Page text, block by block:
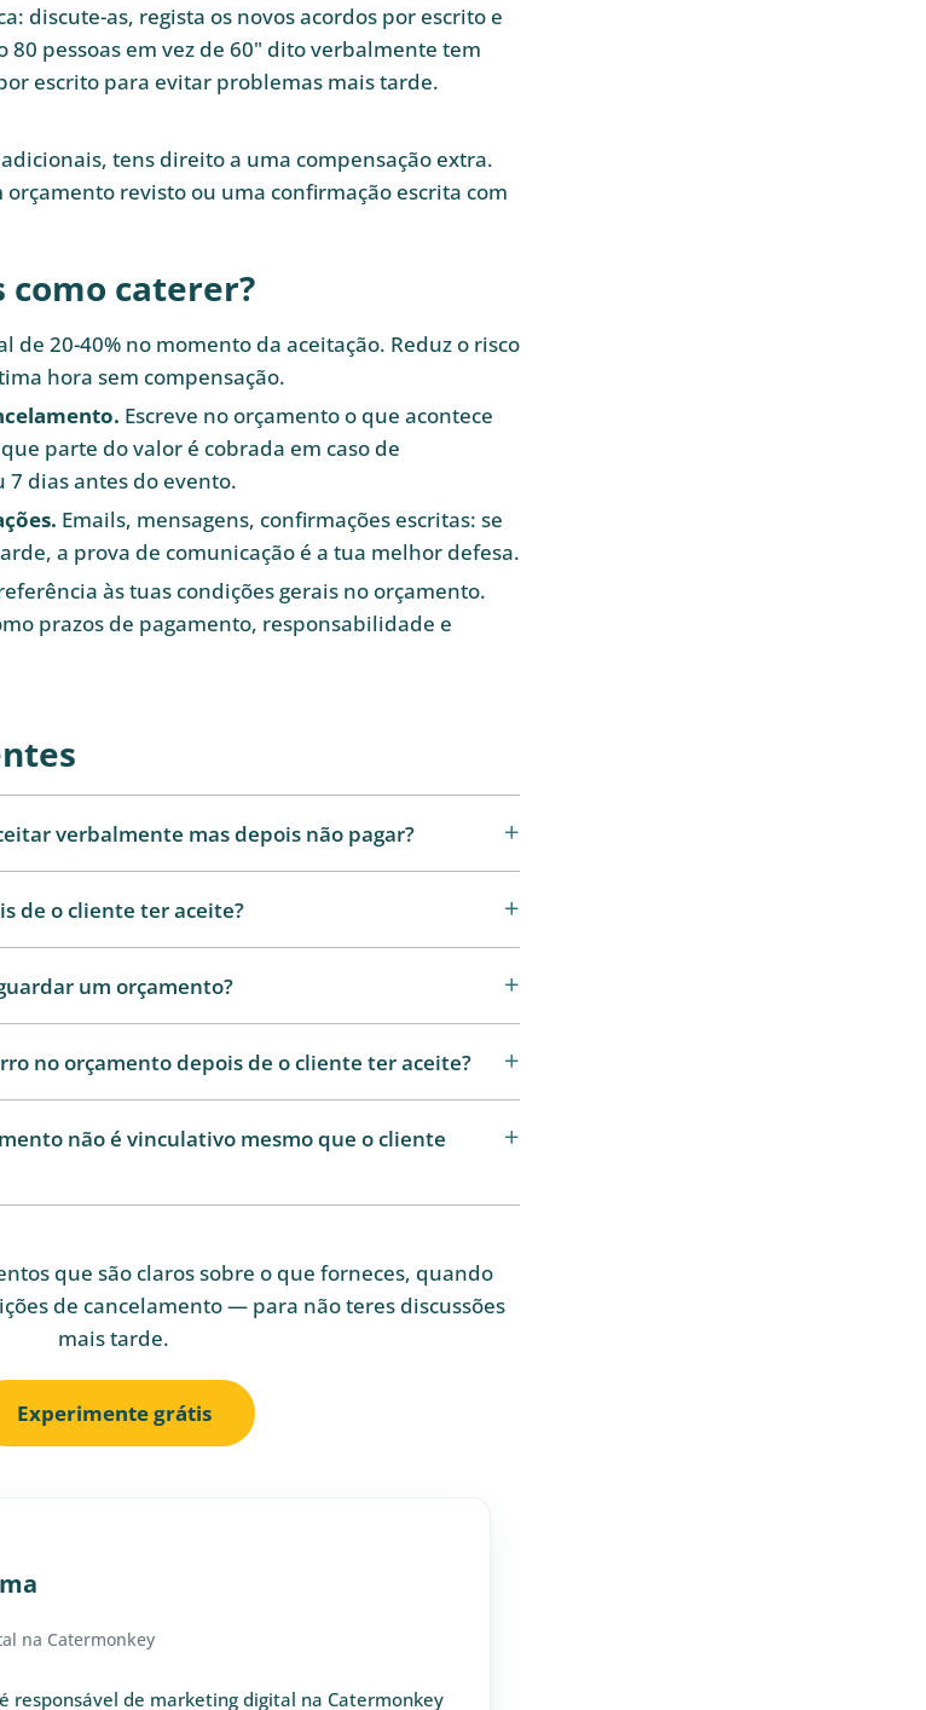
discute-as, regista os novos acordos por escrito e
pessoas em vez de 60" dito verbalmente tem
escrito para evitar problemas mais tarde.
tens direito a uma compensação extra.
revisto ou uma confirmação escrita com
como caterer?
de 20-40% no momento da aceitação. Reduz o risco
hora sem compensação.
Escreve no orçamento o que acontece
parte do valor é cobrada em caso de
7 dias antes do evento.
Emails, mensagens, confirmações escritas: se
a prova de comunicação é a tua melhor defesa.
às tuas condições gerais no orçamento.
prazos de pagamento, responsabilidade e
verbalmente mas depois não pagar?
de o cliente ter aceite?
um orçamento?
no orçamento depois de o cliente ter aceite?
não é vinculativo mesmo que o cliente
que são claros sobre o que forneces, quando
de cancelamento — para não teres discussões
mais tarde.
Experimente grátis
na Catermonkey
responsável de marketing digital na Catermonkey